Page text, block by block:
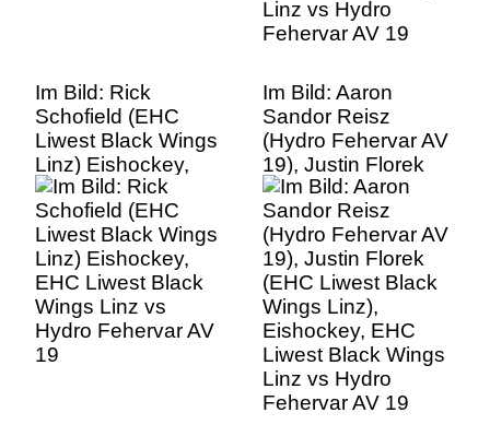
Im Bild: Rick
Schofield (EHC
Liwest Black Wings
Linz) Eishockey,
EHC Liwest Black
Wings Linz vs
Hydro Fehervar AV
19
Im Bild: Aaron
Sandor Reisz
(Hydro Fehervar AV
19), Justin Florek
(EHC Liwest Black
Wings Linz),
Eishockey, EHC
Liwest Black Wings
Linz vs Hydro
Fehervar AV 19